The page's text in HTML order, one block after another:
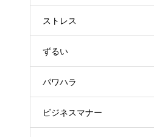
ストレス
ずるい
パワハラ
ビジネスマナー